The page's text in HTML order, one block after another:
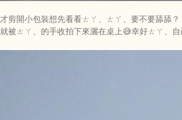
才剪開小包裝想先看看ㄊㄚ、ㄊㄚ、要不要舔舔？
就被ㄊㄚ、的手收拍下來灑在桌上😅幸好ㄊㄚ、